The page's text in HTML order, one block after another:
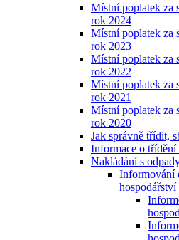
Místní poplatek za
rok 2024
Místní poplatek za
rok 2023
Místní poplatek za
rok 2022
Místní poplatek za
rok 2021
Místní poplatek za
rok 2020
Jak správně třídit,
Informace o třídění
Nakládání s
Informování
hospodářství